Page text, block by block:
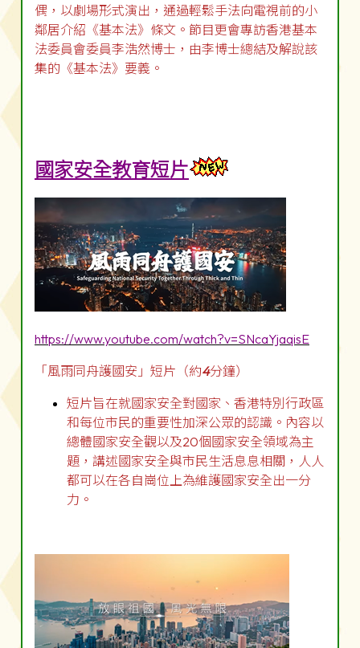
偶，以劇場形式演出，通過輕鬆手法向電視前的小
鄰居介紹《基本法》條文。節目更會專訪香港基本
法委員會委員李浩然博士，由李博士總結及解說該
集的《基本法》要義。
國家安全教育短片
https://www.youtube.com/watch?v=SNcaYjaqisE
「風雨同舟護國安」短片（約4分鐘）
短片旨在就國家安全對國家、香港特別行政區
和每位市民的重要性加深公眾的認識。內容以
總體國家安全觀以及20個國家安全領域為主
題，講述國家安全與市民生活息息相關，人人
都可以在各自崗位上為維護國家安全出一分
力。